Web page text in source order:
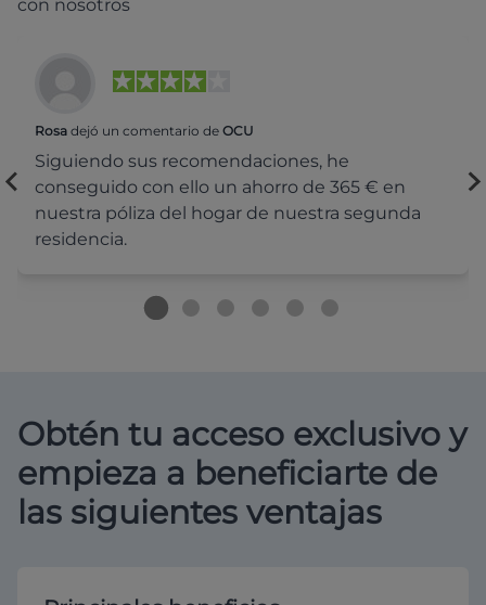
con nosotros
Rosa dejó un comentario de OCU
Siguiendo sus recomendaciones, he
conseguido con ello un ahorro de 365 € en
nuestra póliza del hogar de nuestra segunda
residencia.
Obtén tu acceso exclusivo y
empieza a beneficiarte de
las siguientes ventajas